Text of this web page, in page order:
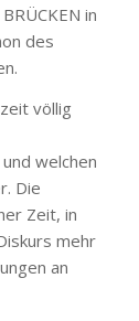
in
des
völlig
welchen
Die
Zeit, in
mehr
an